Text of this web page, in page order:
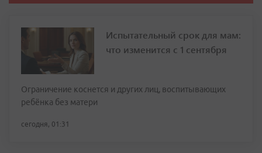
Испытательный срок для мам:
что изменится с 1 сентября
Ограничение коснется и других лиц, воспитывающих
ребёнка без матери
сегодня, 01:31